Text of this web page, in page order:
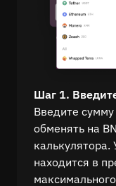
Шаг 1.
Введите
обменять на
калькулятора.
находится в